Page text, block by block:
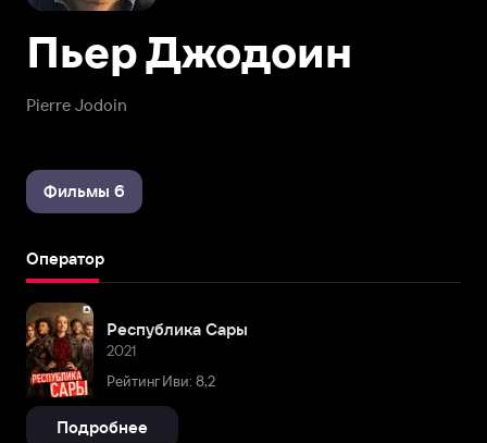
Pierre Jodoin
Пьер Джодоин
Фильмы 6
Оператор
Республика Сары
2021
Рейтинг Иви: 8,2
Подробнее